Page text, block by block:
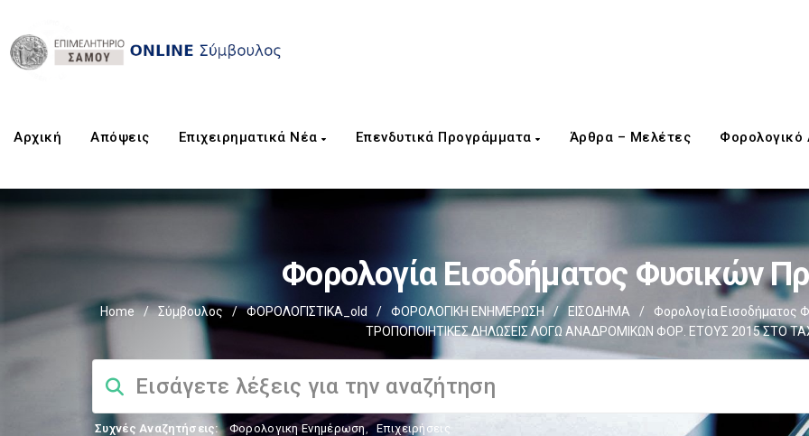
Αρχική Aπόψεις Επιχειρηματικά Νέα Επενδυτικά Προγράμματα Άρθρα – Μελέτες Φορολογικό
Φορολογία Εισοδήματος Φυσικών
Home / Σύμβουλος / ΦΟΡΟΛΟΓΙΣΤΙΚΑ_old / ΦΟΡΟΛΟΓΙΚΗ ΕΝΗΜΕΡΩΣΗ / ΕΙΣΟΔΗΜΑ /
Φορολογία
ΤΡΟΠΟΠΟΙΗΤΙΚΕΣ ΔΗΛΩΣΕΙΣ ΛΟΓΩ ΑΝΑΔΡΟΜΙΚΩΝ ΦΟΡ. ΕΤΟΥΣ 2015 ΣΤΟ
Συχνές Αναζητήσεις: Φορολογικη Ενημέρωση, Επιχειρήσεις